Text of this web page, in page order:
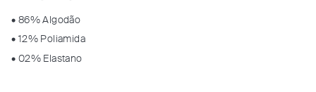
• 86% Algodão
• 12% Poliamida
• 02% Elastano